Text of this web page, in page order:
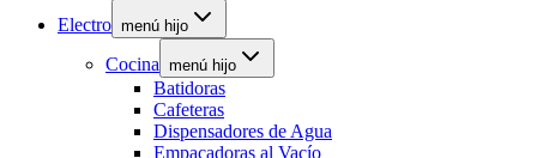
Electro menú hijo
Cocina menú hijo
Batidoras
Cafeteras
Dispensadores de Agua
Empacadoras al Vacío